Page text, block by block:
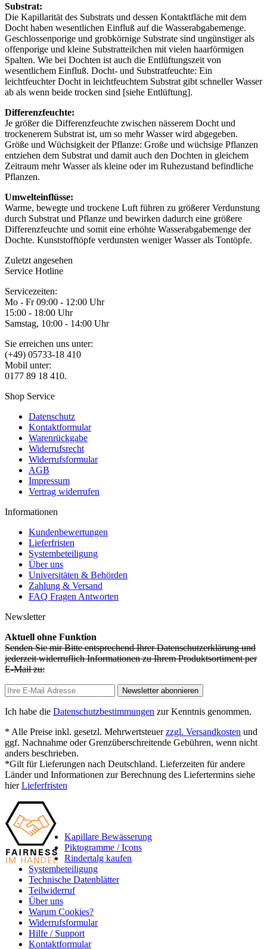
Substrat:
Die Kapillarität des Sub­strats und dessen Kontaktfläche mit dem
Docht haben wesentlichen Einfluß auf die Wasserabgabemenge.
Ge­schlossenporige und grobkörnige Sub­strate sind ungünstiger als
offenporige und kleine Substratteilchen mit vielen haarförmigen
Spalten. Wie bei Dochten ist auch die Entlüf­tungszeit von
wesentlichem Einfluß. Docht- und Substratfeuchte: Ein
leichtfeuchter Docht in leichtfeuchtem Substrat gibt schneller Wasser
ab als wenn beide trocken sind [siehe Entlüftung].
Differenzfeuchte:
Je größer die Diffe­renzfeuchte zwischen nässerem Docht und
trockenerem Substrat ist, um so mehr Wasser wird abgegeben.
Größe und Wüchsigkeit der Pflanze: Große und wüchsige Pflanzen
entziehen dem Substrat und damit auch den Dochten in gleichem
Zeit­raum mehr Wasser als kleine oder im Ruhezustand befindliche
Pflanzen.
Umwelteinflüsse:
Warme, bewegte und trockene Luft führen zu größerer Verdunstung
durch Substrat und Pflanze und bewirken dadurch eine größere
Differenzfeuchte und somit eine erhöhte Wasserabgabemenge der
Dochte. Kunststofftöpfe verdunsten weniger Wasser als Tontöpfe.
Zuletzt angesehen
Service Hotline
Servicezeiten:
Mo - Fr 09:00 - 12:00 Uhr
15:00 - 18:00 Uhr
Samstag, 10:00 - 14:00 Uhr
Sie erreichen uns unter:
(+49) 05733-18 410
Mobil unter:
0177 89 18 410.
Shop Service
Datenschutz
Kontaktformular
Warenrückgabe
Widerrufsrecht
Widerrufsformular
AGB
Impressum
Vertrag widerrufen
Informationen
Kundenbewertungen
Lieferfristen
Systembeteiligung
Über uns
Universitäten & Behörden
Zahlung & Versand
FAQ Fragen Antworten
Newsletter
Aktuell ohne Funktion
Senden Sie mir Bitte entsprechend Ihrer Datenschutzerklärung und
jederzeit widerruflich Informationen zu Ihrem Produktsortiment per
E-Mail zu:
Newsletter abonnieren
Ich habe die Datenschutzbestimmungen zur Kenntnis genommen.
* Alle Preise inkl. gesetzl. Mehrwertsteuerzzgl. Versandkosten und
ggf. Nachnahme oder Grenzüberschreitende Gebühren, wenn nicht
anders beschrieben.
*Gilt für Lieferungen nach Deutschland. Lieferzeiten für andere
Länder und Informationen zur Berechnung des Liefertermins siehe
hierLieferfristen
Kapillare Bewässerung
Piktogramme / Icons
Rindertalg kaufen
Systembeteiligung
Technische Datenblätter
Teilwiderruf
Über uns
Warum Cookies?
Widerrufsformular
Hilfe / Support
Kontaktformular